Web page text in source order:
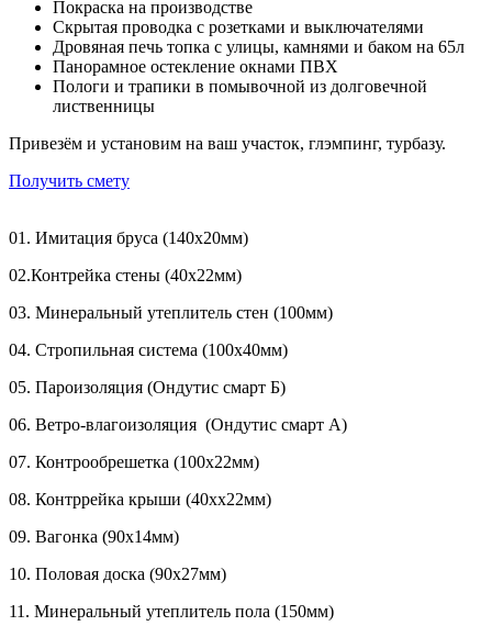
Покраска на производстве
Скрытая проводка с розетками и выключателями
Дровяная печь топка с улицы, камнями и баком на 65л
Панорамное остекление окнами ПВХ
Пологи и трапики в помывочной из долговечной
лиственницы
Привезём и установим на ваш участок, глэмпинг, турбазу.
Получить смету
01. Имитация бруса (140х20мм)
02.Контрейка стены (40x22мм)
03. Минеральный утеплитель стен (100мм)
04. Стропильная система (100x40мм)
05. Пароизоляция (Ондутис смарт Б)
06. Ветро-влагоизоляция (Ондутис смарт А)
07. Контрообрешетка (100x22мм)
08. Контррейка крыши (40xx22мм)
09. Вагонка (90x14мм)
10. Половая доска (90x27мм)
11. Минеральный утеплитель пола (150мм)